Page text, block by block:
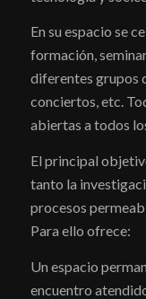
En su espacio se
formación,
diferentes grupos
conciertos, etc.
abiertas a todos
El principal
tanto la
procesos
Para ello ofrece:
Un espacio
encuentro